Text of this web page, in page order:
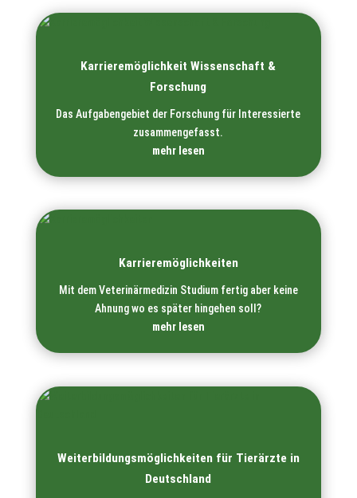
Karrieremöglichkeit Wissenschaft &
Forschung
Das Aufgabengebiet der Forschung für Interessierte
zusammengefasst.
mehr lesen
Karrieremöglichkeiten
Mit dem Veterinärmedizin Studium fertig aber keine
Ahnung wo es später hingehen soll?
mehr lesen
Weiterbildungs­möglichkeiten für Tierärzte in
Deutschland